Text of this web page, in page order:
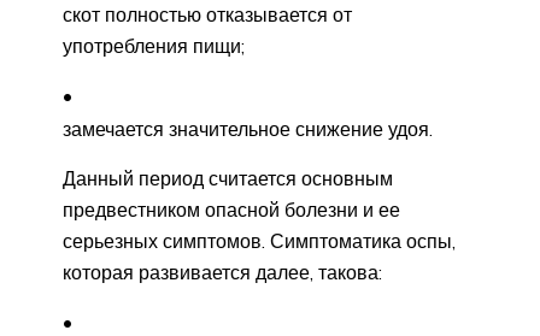
скот полностью отказывается от
употребления пищи;
замечается значительное снижение удоя.
Данный период считается основным
предвестником опасной болезни и ее
серьезных симптомов. Симптоматика оспы,
которая развивается далее, такова: